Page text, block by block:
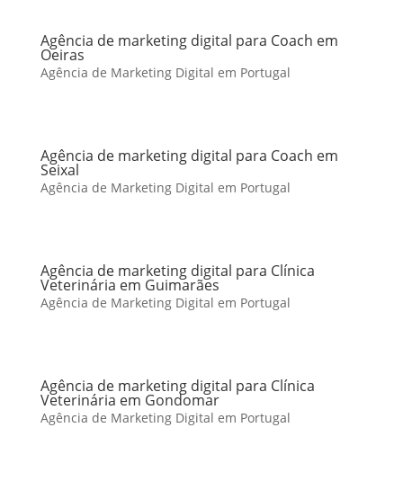
Agência de marketing digital para Coach em
Oeiras
Agência de Marketing Digital em Portugal
Agência de marketing digital para Coach em
Seixal
Agência de Marketing Digital em Portugal
Agência de marketing digital para Clínica
Veterinária em Guimarães
Agência de Marketing Digital em Portugal
Agência de marketing digital para Clínica
Veterinária em Gondomar
Agência de Marketing Digital em Portugal